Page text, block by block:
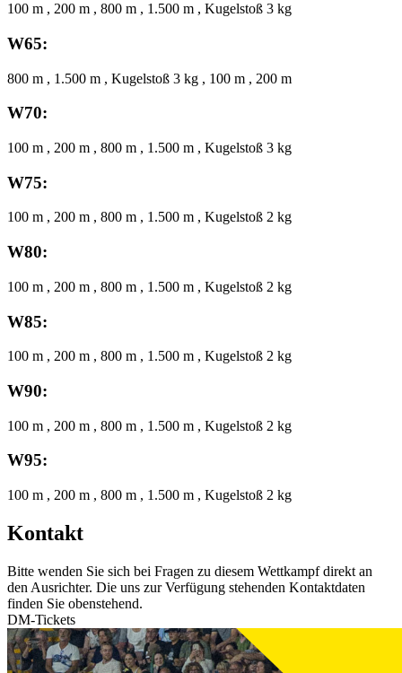
100 m , 200 m , 800 m , 1.500 m , Kugelstoß 3 kg
W65:
800 m , 1.500 m , Kugelstoß 3 kg , 100 m , 200 m
W70:
100 m , 200 m , 800 m , 1.500 m , Kugelstoß 3 kg
W75:
100 m , 200 m , 800 m , 1.500 m , Kugelstoß 2 kg
W80:
100 m , 200 m , 800 m , 1.500 m , Kugelstoß 2 kg
W85:
100 m , 200 m , 800 m , 1.500 m , Kugelstoß 2 kg
W90:
100 m , 200 m , 800 m , 1.500 m , Kugelstoß 2 kg
W95:
100 m , 200 m , 800 m , 1.500 m , Kugelstoß 2 kg
Kontakt
Bitte wenden Sie sich bei Fragen zu diesem Wettkampf direkt an
den Ausrichter. Die uns zur Verfügung stehenden Kontaktdaten
finden Sie obenstehend.
DM-Tickets